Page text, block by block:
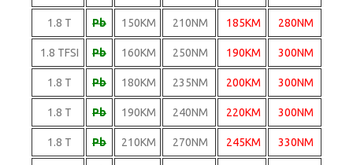
1.8 T Pb 150KM 210NM 185KM 280NM
1.8 TFSI Pb 160KM 250NM 190KM 300NM
1.8 T Pb 180KM 235NM 200KM 300NM
1.8 T Pb 190KM 240NM 220KM 300NM
1.8 T Pb 210KM 270NM 245KM 330NM